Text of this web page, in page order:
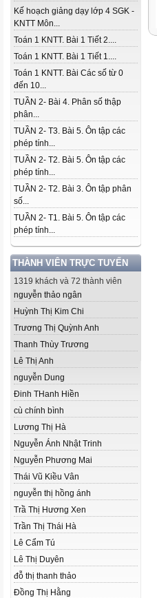
Kế hoạch giảng dạy lớp 4 SGK -
KNTT Môn...
Toán 1 KNTT. Bài 1 Tiết 2....
Toán 1 KNTT. Bài 1 Tiết 1....
Toán 1 KNTT. Bài Các số từ 0
đến 10...
TUẦN 2- Bài 4. Phân số thập
phân...
TUẦN 2- T3. Bài 5. Ôn tập các
phép tính...
TUẦN 2- T2. Bài 5. Ôn tập các
phép tính...
TUẦN 2- T2. Bài 3. Ôn tập phân
số...
TUẦN 2- T1. Bài 5. Ôn tập các
phép tính...
THÀNH VIÊN TRỰC TUYẾN
1319 khách và 72 thành viên
nguyễn thảo ngân
Huỳnh Thị Kim Chi
Trương Thị Quỳnh Anh
Thanh Thùy Trương
Lê Thị Anh
nguyễn Dung
Đinh THanh Hiền
cù chính bình
Lương Thị Hà
Nguyễn Ánh Nhật Trinh
Nguyễn Phương Mai
Thái Vũ Kiều Vân
nguyễn thị hồng ánh
Trầ Thị Hương Xen
Trần Thị Thái Hà
Lê Cẩm Tú
Lê Thị Duyên
đỗ thị thanh thảo
Đồng Thị Hằng